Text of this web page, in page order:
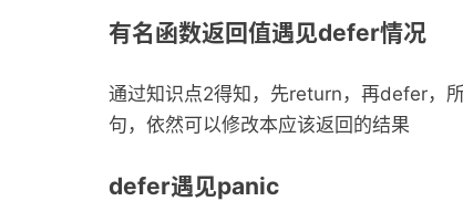
有名函数返回值遇见defer情况
通过知识点2得知，先return，再defer，
句，依然可以修改本应该返回的结果
defer遇见panic